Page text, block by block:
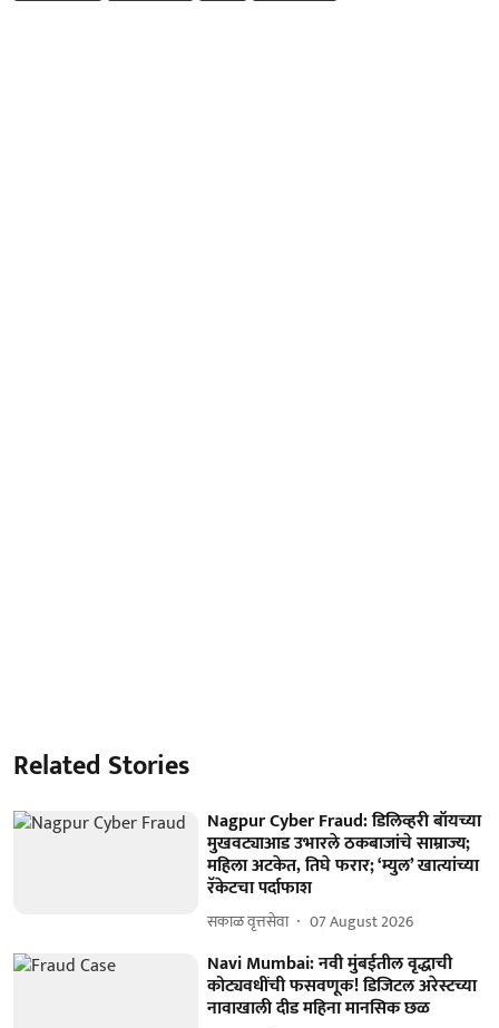
Related Stories
Nagpur Cyber Fraud: डिलिव्हरी बॉयच्या
मुखवट्याआड उभारले ठकबाजांचे साम्राज्य;
महिला अटकेत, तिघे फरार; ‘म्युल’ खात्यांच्या
रॅकेटचा पर्दाफाश
सकाळ वृत्तसेवा 07 August 2026
Navi Mumbai: नवी मुंबईतील वृद्धाची
कोट्यवधींची फसवणूक! डिजिटल अरेस्टच्या
नावाखाली दीड महिना मानसिक छळ